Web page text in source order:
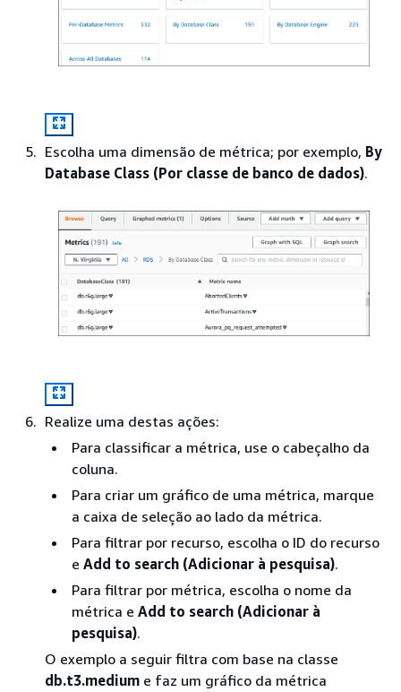
Escolha uma dimensão de métrica; por exemplo, By
Database Class (Por classe de banco de dados).
Realize uma destas ações:
Para classificar a métrica, use o cabeçalho da
coluna.
Para criar um gráfico de uma métrica, marque
a caixa de seleção ao lado da métrica.
Para filtrar por recurso, escolha o ID do recurso
e Add to search (Adicionar à pesquisa).
Para filtrar por métrica, escolha o nome da
métrica e Add to search (Adicionar à
pesquisa).
O exemplo a seguir filtra com base na classe
db.t3.medium e faz um gráfico da métrica